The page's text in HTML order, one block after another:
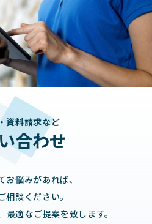
資料請求など
合わせ
お悩みがあれば、
相談ください。
適なご提案を致します。